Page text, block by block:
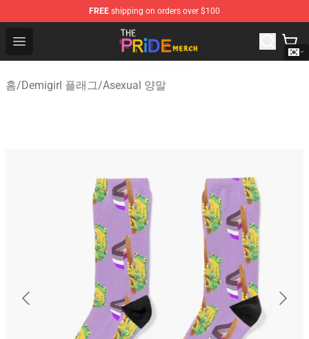
FREE shipping on orders over $100
Open menu
The Pride Shop - Official The Pride Merchandise Store
홈/Demigirl 플래그/Asexual 양말